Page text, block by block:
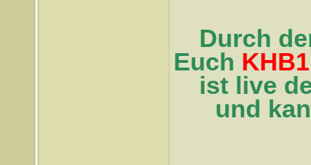
Durch
Euch KHB1
ist live
und